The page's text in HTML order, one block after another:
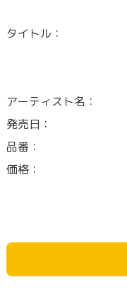
タイトル：
アーティスト名：
発売日：
品番：
価格：